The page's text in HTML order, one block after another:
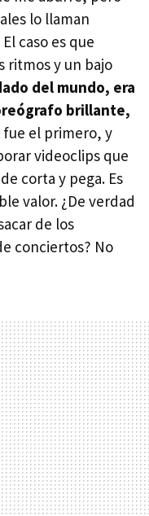
lo llaman
caso es que
ritmos y un bajo
del mundo, era
brillante,
fue el primero, y
videoclips que
corta y pega. Es
valor. ¿De verdad
de los
conciertos? No